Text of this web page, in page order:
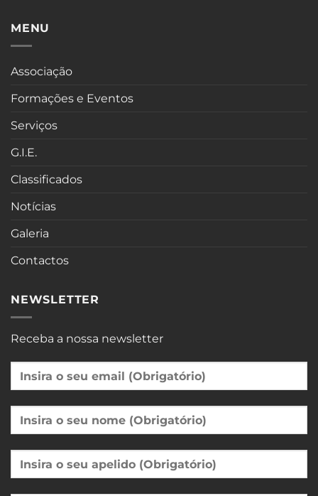
MENU
Associação
Formações e Eventos
Serviços
G.I.E.
Classificados
Notícias
Galeria
Contactos
NEWSLETTER
Receba a nossa newsletter